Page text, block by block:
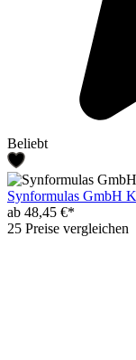
Beliebt
Synformulas GmbH
ab 48,45 €*
25 Preise vergleichen